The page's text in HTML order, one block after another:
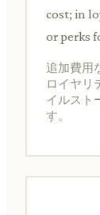
cost; in
or perks
追加費用
ロイヤリ
イルスト
す。